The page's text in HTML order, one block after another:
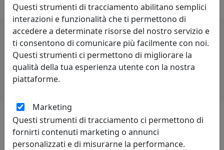
Potrebbero interessarti
Lascia una recensione
Questi strumenti di tracciamento abilitano semplici
interazioni e funzionalità che ti permettono di
accedere a determinate risorse del nostro servizio e
ti consentono di comunicare più facilmente con noi.
Questi strumenti ci permettono di migliorare la
qualità della tua esperienza utente con la nostra
piattaforme.
Marketing
Questi strumenti di tracciamento ci permettono di
fornirti contenuti marketing o annunci
personalizzati e di misurarne la performance.